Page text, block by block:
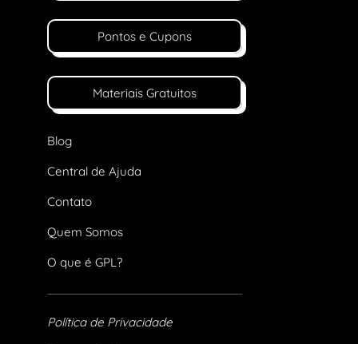
Pontos e Cupons
Materiais Gratuitos
Blog
Central de Ajuda
Contato
Quem Somos
O que é GPL?
Política de Privacidade